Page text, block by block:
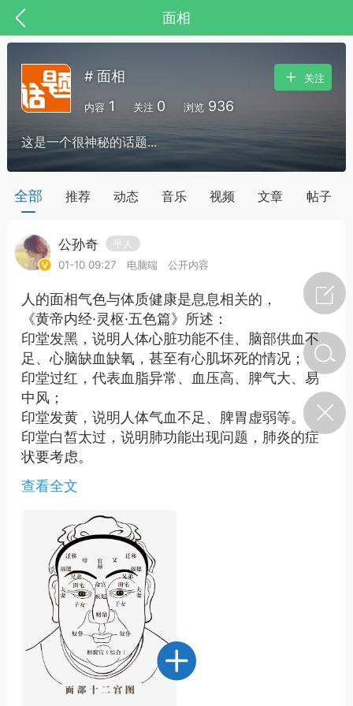
面相
节气气象
特急预警】关
节返乡期间“闪
急提示
容平，顺时收
0
谷气行、营卫通：内经视角
下的脾胃调养要义
# 面相
内容 1 关注 0 浏览 936
关注
这是一个很神秘的话题...
全部 推荐 动态 音乐 视频 文章 帖子
公孙奇
平人
01-10 09:27
电脑端 公开内容
人的面相气色与体质健康是息息相关的，
《黄帝内经·灵枢·五色篇》所述：
印堂发黑，说明人体心脏功能不佳、脑部供血不
足、心脑缺血缺氧，甚至有心肌坏死的情况；
印堂过红，代表血脂异常、血压高、脾气大、易
中风；
印堂发黄，说明人体气血不足、脾胃虚弱等。
印堂白皙太过，说明肺功能出现问题，肺炎的症
状要考虑。
印堂有青筋，则是肝风的问题，一般小孩常见此
类情况。
以五色命脏，青为肝，赤为心，白为肺，黄为
脾，黑为肾。肝合筋，心合脉，肺合皮，脾合
肉，肾合骨也。
您看，这血脂、血压、脑供血等问题都被这印堂
穴所控制，只要把这里打通了很多问题就能迎刃
而解。
查看全文